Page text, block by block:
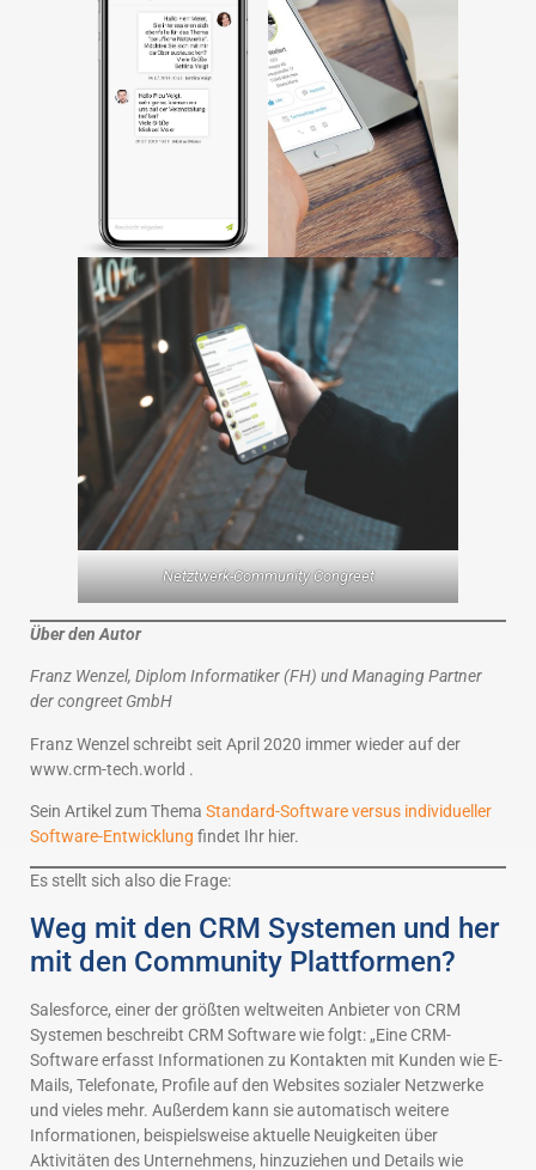
Netztwerk-Community Congreet
Über den Autor
Franz Wenzel, Diplom Informatiker (FH) und Managing Partner
der congreet GmbH
Franz Wenzel schreibt seit April 2020 immer wieder auf der
www.crm-tech.world .
Sein Artikel zum Thema Standard-Software versus individueller
Software-Entwicklung findet Ihr hier.
Es stellt sich also die Frage:
Weg mit den CRM Systemen und her
mit den Community Plattformen?
Salesforce, einer der größten weltweiten Anbieter von CRM
Systemen beschreibt CRM Software wie folgt: „Eine CRM-
Software erfasst Informationen zu Kontakten mit Kunden wie E-
Mails, Telefonate, Profile auf den Websites sozialer Netzwerke
und vieles mehr. Außerdem kann sie automatisch weitere
Informationen, beispielsweise aktuelle Neuigkeiten über
Aktivitäten des Unternehmens, hinzuziehen und Details wie